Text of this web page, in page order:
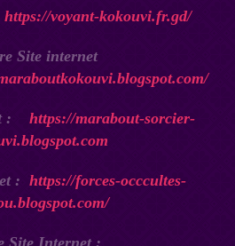
https://voyant-kokouvi.fr.gd/
Site internet
:
https://marabout-sorcier-
: https://forces-occcultes-
Site Internet :